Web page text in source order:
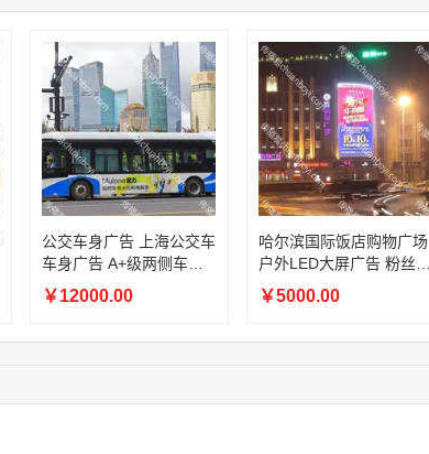
15:27:46
联系了该媒体所在商家
15:18:49 173****0620
联系了该媒体所在商家
03:20:56
156****3374
联系了该媒体所在商家
15:42:33 158****0746 联系了该媒体所在商家
公交车身广告 上海公交车
车身广告 A+级两侧车身
广告
￥12000.00
哈尔滨国际饭店购物广场
户外LED大屏广告 粉丝应
援 生日祝福
￥5000.00